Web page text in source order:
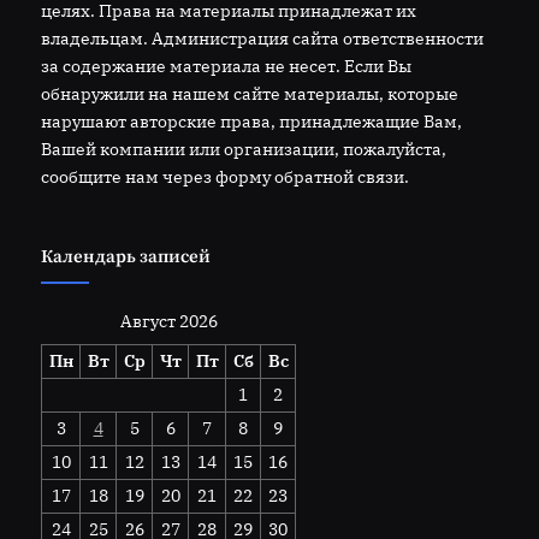
целях. Права на материалы принадлежат их
владельцам. Администрация сайта ответственности
за содержание материала не несет. Если Вы
обнаружили на нашем сайте материалы, которые
нарушают авторские права, принадлежащие Вам,
Вашей компании или организации, пожалуйста,
сообщите нам через форму обратной связи.
Календарь записей
Август 2026
Пн
Вт Ср Чт Пт Сб
Вс
1
2
3
4 5 6 7 8
9
10
11 12 13 14 15
16
17
18 19 20 21 22
23
24
25 26 27 28 29 30